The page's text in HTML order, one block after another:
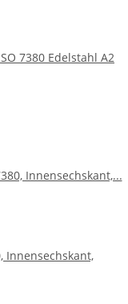
7380 Edelstahl A2
Innensechskant,